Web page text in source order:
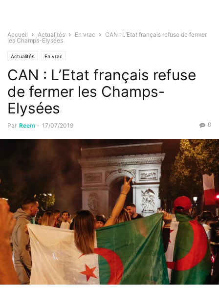
Accueil Actualités En vrac
CAN : L’Etat français refuse de fermer
les Champs-Elysées
Actualités En vrac
CAN : L’Etat français refuse
de fermer les Champs-
Elysées
Par Reem - 17/07/2019 0